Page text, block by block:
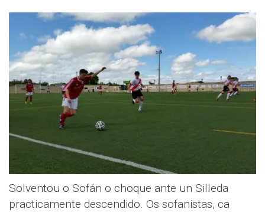
Solventou o Sofán o choque ante un Silleda
practicamente descendido. Os sofanistas, ca